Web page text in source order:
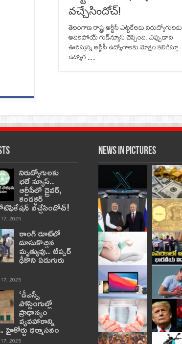
వచ్చేసిందోచ్‌!
తెలంగాణ రాష్ట్ర ఆర్టీసీ ఎట్టకేలకు నిరుద్యోగులకు
అదిరిపోయే గుడ్‌న్యూస్‌ చెప్పింది. ఎప్పుడాని
ఊరిస్తున్న ఆర్టీసీ ఉద్యోగాలకు మోక్షం కలిగిస్తూ
ఉద్యోగ …
నిరుద్యోగులకు
భలే న్యూస్..
ఆర్టీసీలో డ్రైవర్,
కండక్టర్‌
వచ్చేసిందోచ్‌!
2025
రాంగ్ రూట్‌లో
దూసుకొచ్చిన
మృత్యువు.. టిప్పర్
ఢీకొని ఏడుగురు
2025
‘డీఎస్సీ
పోస్టింగుల్లో
ప్రాధాన్యం
వ్యవహారాన్ని
హైకోర్టు ధర్మాసనం
2025
News in Pictures